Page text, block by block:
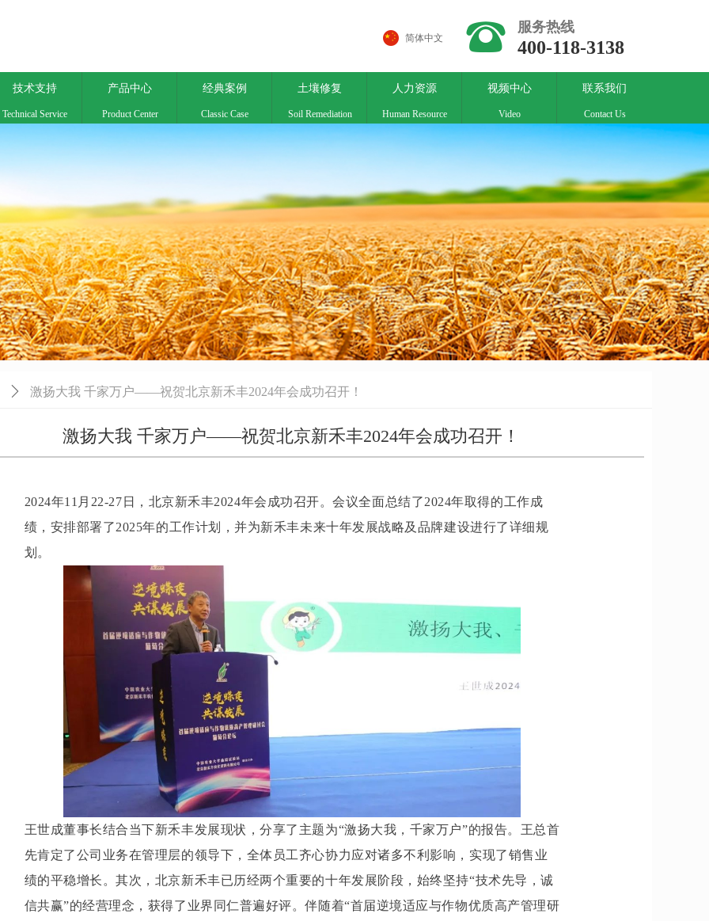
뀰 服务热线
400-118-3138
简体中文
技术支持 产品中心 经典案例 土壤修复 人力资源 视频中心 联系我们
Technical Service Product Center Classic Case Soil Remediation Human Resource Video Contact Us
ꄲ 激扬大我 千家万户——祝贺北京新禾丰2024年会成功召开！
2024年11月22-27日，北京新禾丰2024年会成功召开。会议全面总结了2024年取得的工作成
绩，安排部署了2025年的工作计划，并为新禾丰未来十年发展战略及品牌建设进行了详细规
划。
王世成董事长结合当下新禾丰发展现状，分享了主题为“激扬大我，千家万户”的报告。王总首
先肯定了公司业务在管理层的领导下，全体员工齐心协力应对诸多不利影响，实现了销售业
绩的平稳增长。其次，北京新禾丰已历经两个重要的十年发展阶段，始终坚持“技术先导，诚
信共赢”的经营理念，获得了业界同仁普遍好评。伴随着“首届逆境适应与作物优质高产管理研
激扬大我 千家万户——祝贺北京新禾丰2024年会成功召开！